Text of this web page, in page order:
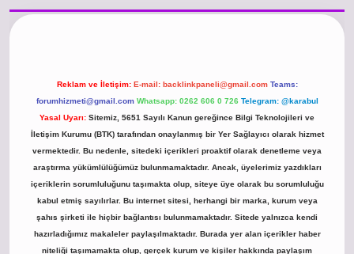
Reklam ve İletişim: E-mail: backlinkpaneli@gmail.com Teams:
forumhizmeti@gmail.com Whatsapp: 0262 606 0 726 Telegram: @karabul
Yasal Uyarı: Sitemiz, 5651 Sayılı Kanun gereğince Bilgi Teknolojileri ve
İletişim Kurumu (BTK) tarafından onaylanmış bir Yer Sağlayıcı olarak hizmet
vermektedir. Bu nedenle, sitedeki içerikleri proaktif olarak denetleme veya
araştırma yükümlülüğümüz bulunmamaktadır. Ancak, üyelerimiz yazdıkları
içeriklerin sorumluluğunu taşımakta olup, siteye üye olarak bu sorumluluğu
kabul etmiş sayılırlar. Bu internet sitesi, herhangi bir marka, kurum veya
şahıs şirketi ile hiçbir bağlantısı bulunmamaktadır. Sitede yalnızca kendi
hazırladığımız makaleler paylaşılmaktadır. Burada yer alan içerikler haber
niteliği taşımamakta olup, gerçek kurum ve kişiler hakkında paylaşım